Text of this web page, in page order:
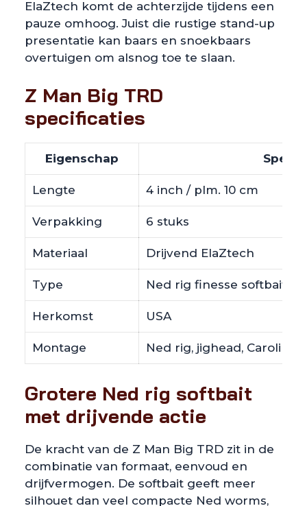
ElaZtech komt de achterzijde tijdens een
pauze omhoog. Juist die rustige stand-up
presentatie kan baars en snoekbaars
overtuigen om alsnog toe te slaan.
Z Man Big TRD
specificaties
Eigenschap
Lengte 4 inch / plm. 10 cm
Verpakking 6 stuks
Materiaal Drijvend ElaZtech
Type Ned rig finesse softbait
Herkomst USA
Montage Ned rig, jighead, Carolina
Grotere Ned rig softbait
met drijvende actie
De kracht van de Z Man Big TRD zit in de
combinatie van formaat, eenvoud en
drijfvermogen. De softbait geeft meer
silhouet dan veel compacte Ned worms,